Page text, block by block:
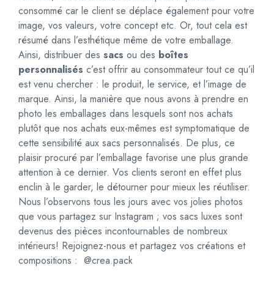
consommé car le client se déplace également pour votre
image, vos valeurs, votre concept etc. Or, tout cela est
résumé dans l’esthétique même de votre emballage.
Ainsi, distribuer des sacs ou des boîtes
personnalisés c’est offrir au consommateur tout ce qu’il
est venu chercher : le produit, le service, et l’image de
marque. Ainsi, la manière que nous avons à prendre en
photo les emballages dans lesquels sont nos achats
plutôt que nos achats eux-mêmes est symptomatique de
cette sensibilité aux sacs personnalisés. De plus, ce
plaisir procuré par l’emballage favorise une plus grande
attention à ce dernier. Vos clients seront en effet plus
enclin à le garder, le détourner pour mieux les réutiliser.
Nous l’observons tous les jours avec vos jolies photos
que vous partagez sur Instagram ; vos sacs luxes sont
devenus des pièces incontournables de nombreux
intérieurs! Rejoignez-nous et partagez vos créations et
compositions : @crea.pack